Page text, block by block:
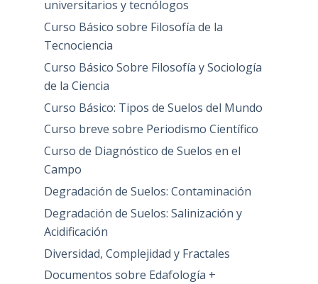
universitarios y tecnólogos
Curso Básico sobre Filosofía de la
Tecnociencia
Curso Básico Sobre Filosofía y Sociología
de la Ciencia
Curso Básico: Tipos de Suelos del Mundo
Curso breve sobre Periodismo Científico
Curso de Diagnóstico de Suelos en el
Campo
Degradación de Suelos: Contaminación
Degradación de Suelos: Salinización y
Acidificación
Diversidad, Complejidad y Fractales
Documentos sobre Edafología +